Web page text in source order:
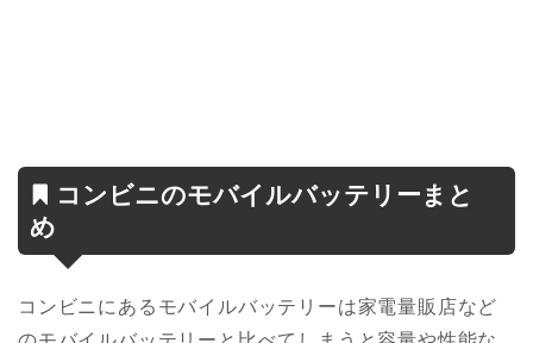
コンビニのモバイルバッテリーまと
め
コンビニにあるモバイルバッテリーは家電量販店など